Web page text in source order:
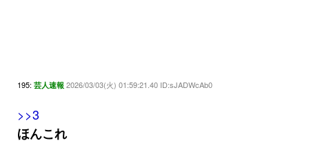
195: 芸人速報 2026/03/03(火) 01:59:21.40 ID:sJADWcAb0
>>3
ほんこれ